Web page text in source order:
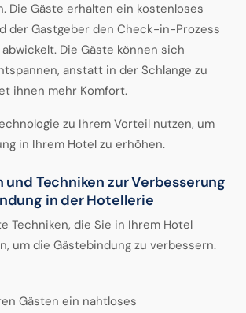
Die Gäste erhalten ein kostenloses
der Gastgeber den Check-in-Prozess
Die Gäste können sich
anstatt in der Schlange zu
ihnen mehr Komfort.
zu Ihrem Vorteil nutzen, um
in Ihrem Hotel zu erhöhen.
Techniken zur Verbesserung
in der Hotellerie
Techniken, die Sie in Ihrem Hotel
um die Gästebindung zu verbessern.
Gästen ein nahtloses